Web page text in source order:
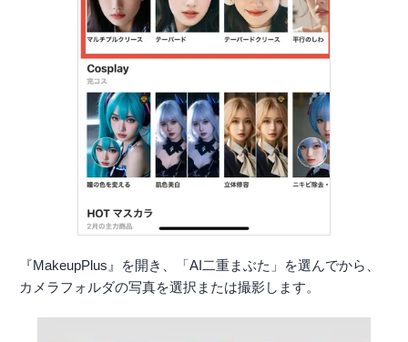
『MakeupPlus』を開き、「AI二重まぶた」を選んでから、
カメラフォルダの写真を選択または撮影します。